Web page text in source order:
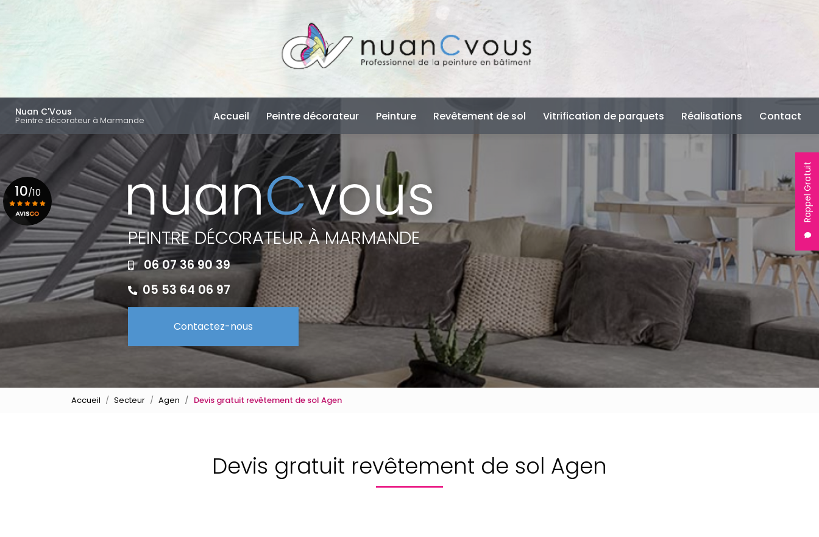
principal
Nuan C'Vous
Peintre décorateur à Marmande
Rappel Gratuit
Accueil
Peintre décorateur Peinture Revêtement de sol Vitrification de parquets Réalisations Contact
PEINTRE DÉCORATEUR À MARMANDE
06 07 36 90 39
05 53 64 06 97
Contactez-nous
10/10
Voir le certificat
Accueil Secteur Agen Devis gratuit revêtement de sol Agen
Devis gratuit revêtement de sol Agen